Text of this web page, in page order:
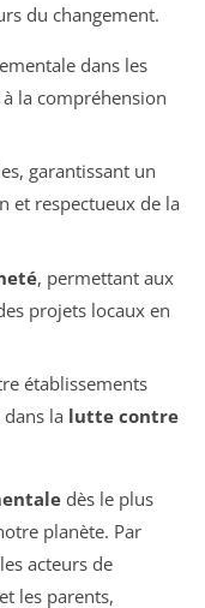
du changement.
dans les
la compréhension
garantissant un
et respectueux de la
, permettant aux
projets locaux en
établissements
la lutte contre
dès le plus
planète. Par
acteurs de
les parents,